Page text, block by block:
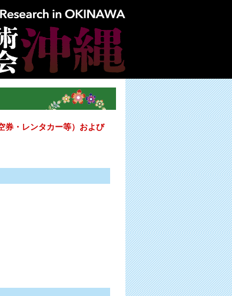
券・レンタカー等）および